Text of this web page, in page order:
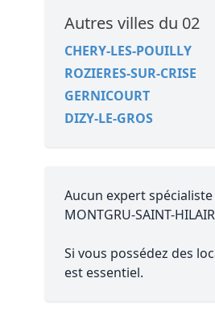
Autres villes du 02
CHERY-LES-POUILLY
ROZIERES-SUR-CRISE
GERNICOURT
DIZY-LE-GROS
Aucun expert
MONTGRU-SAINT-
Si vous possédez des
est essentiel.